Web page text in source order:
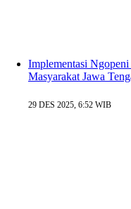
Implementasi
Masyarakat Jawa
29 DES 2025, 6:52 WIB